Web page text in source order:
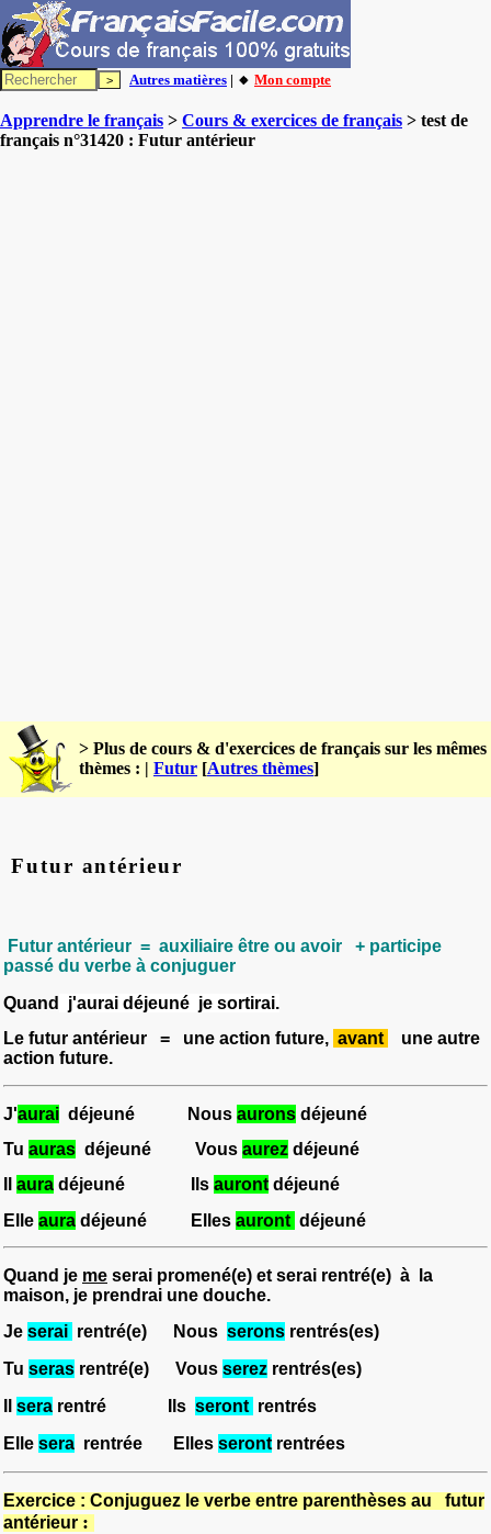
Autres matières | 🔸 Mon compte
Apprendre le français > Cours & exercices de français > test de
français n°31420 : Futur antérieur
> Plus de cours & d'exercices de français sur les mêmes
thèmes : | Futur [Autres thèmes]
Futur antérieur
Futur antérieur = auxiliaire être ou avoir + participe
passé du verbe à conjuguer
Quand
j'aurai déjeuné je sortirai.
Le futur antérieur = une action future, avant
une autre
action future.
J'aurai déjeuné Nous aurons déjeuné
Tu auras déjeuné Vous aurez déjeuné
aura déjeuné Ils aurontdéjeuné
Elle aura déjeuné Elles auront déjeuné
Quand je me serai promené(e) et serai rentré(e) à la
maison, je prendrai une douche.
Je serai rentré(e) Nous serons rentrés(es)
Tu seras rentré(e) Vous serez rentrés(es)
sera rentré Ils seront rentrés
Elle sera rentrée Elles seront rentrées
Exercice : Conjuguez le verbe entre parenthèses au
futur
antérieur :